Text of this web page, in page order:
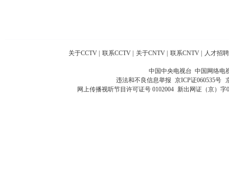
关于CCTV 联系CCTV 关于CNTV 联系CNTV 人才招聘
中国中央电视台 中国网络电
违法和不良信息举报 京ICP证060535号
网上传播视听节目许可证号 0102004 新出网证（京）